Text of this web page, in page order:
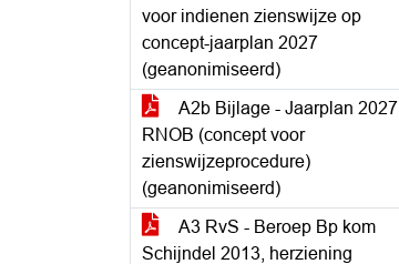
voor indienen zienswijze op
concept-jaarplan 2027
(geanonimiseerd)
A2b Bijlage - Jaarplan 2027
RNOB (concept voor
zienswijzeprocedure)
(geanonimiseerd)
A3 RvS - Beroep Bp kom
Schijndel 2013, herziening